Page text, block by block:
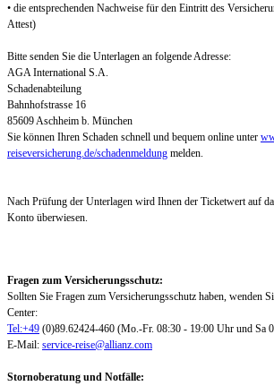
• die entsprechenden Nachweise für den Eintritt des
Attest)
Bitte senden Sie die Unterlagen an folgende Adresse:
AGA International S.A.
Schadenabteilung
Bahnhofstrasse 16
85609 Aschheim b. München
Sie können Ihren Schaden schnell und bequem online unter
reiseversicherung.de/schadenmeldung melden.
Nach Prüfung der Unterlagen wird Ihnen der Ticketwert auf
Konto überwiesen.
Fragen zum Versicherungsschutz:
Sollten Sie Fragen zum Versicherungsschutz haben, wenden
Center:
Tel:+49 (0)89.62424-460 (Mo.-Fr. 08:30 - 19:00 Uhr und Sa
E-Mail: service-reise@allianz.com
Stornoberatung und Notfälle: